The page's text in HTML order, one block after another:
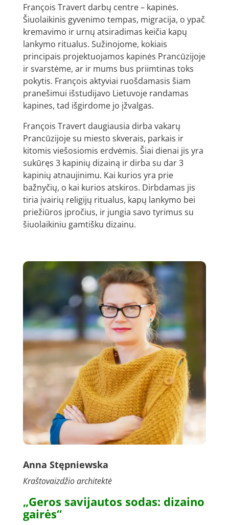
François Travert darbų centre – kapinės.
Šiuolaikinis gyvenimo tempas, migracija, o ypač
kremavimo ir urnų atsiradimas keičia kapų
lankymo ritualus. Sužinojome, kokiais
principais projektuojamos kapinės Prancūzijoje
ir svarstėme, ar ir mums bus priimtinas toks
pokytis. François aktyviai ruošdamasis šiam
pranešimui išstudijavo Lietuvoje randamas
kapines, tad išgirdome jo įžvalgas.
François Travert daugiausia dirba vakarų
Prancūzijoje su miesto skverais, parkais ir
kitomis viešosiomis erdvėmis. Šiai dienai jis yra
sukūręs 3 kapinių dizainą ir dirba su dar 3
kapinių atnaujinimu. Kai kurios yra prie
bažnyčių, o kai kurios atskiros. Dirbdamas jis
tiria įvairių religijų ritualus, kapų lankymo bei
priežiūros įpročius, ir jungia savo tyrimus su
šiuolaikiniu gamtišku dizainu.
Anna Stępniewska
Кraštovaizdžio architektė
„Geros savijautos sodas: dizaino
gairės“